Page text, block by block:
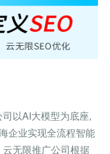
司以AI大模型为底座,
企业实现全流程智能
无限推广公司根据